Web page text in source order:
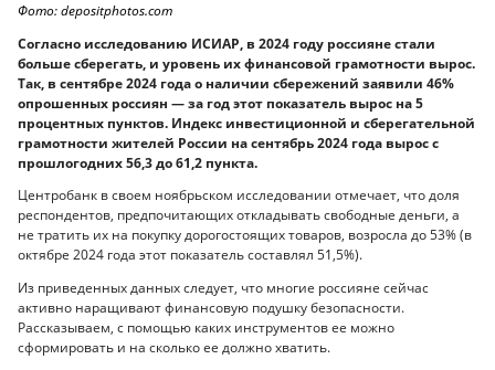
Фото: depositphotos.com
Согласно исследованию ИСИАР, в 2024 году россияне стали
больше сберегать, и уровень их финансовой грамотности вырос.
Так, в сентябре 2024 года о наличии сбережений заявили 46%
опрошенных россиян — за год этот показатель вырос на 5
процентных пунктов. Индекс инвестиционной и сберегательной
грамотности жителей России на сентябрь 2024 года вырос с
прошлогодних 56,3 до 61,2 пункта.
Центробанк в своем ноябрьском исследовании отмечает, что доля
респондентов, предпочитающих откладывать свободные деньги, а
не тратить их на покупку дорогостоящих товаров, возросла до 53% (в
октябре 2024 года этот показатель составлял 51,5%).
Из приведенных данных следует, что многие россияне сейчас
активно наращивают финансовую подушку безопасности.
Рассказываем, с помощью каких инструментов ее можно
сформировать и на сколько ее должно хватить.